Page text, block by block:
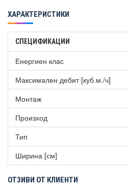
Енергоефективен
LED осветление на работното
Филтърът е с покритие от
да се мие в миялна машина.
Метален филтър за
съдомиялна машина.
ХАРАКТЕРИСТИКИ
СПЕЦИФИКАЦИИ
Енергиен клас
Максимален дебит [куб.м./ч]
Монтаж
Произход
Тип
Ширина [см]
ОТЗИВИ ОТ КЛИЕНТИ